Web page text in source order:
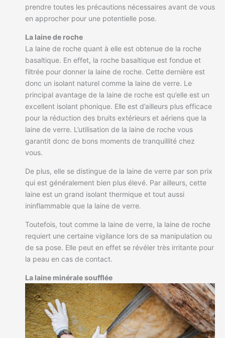
prendre toutes les précautions nécessaires avant de vous
en approcher pour une potentielle pose.
La laine de roche
La laine de roche quant à elle est obtenue de la roche
basaltique. En effet, la roche basaltique est fondue et
filtrée pour donner la laine de roche. Cette dernière est
donc un isolant naturel comme la laine de verre. Le
principal avantage de la laine de roche est qu’elle est un
excellent isolant phonique. Elle est d’ailleurs plus efficace
pour la réduction des bruits extérieurs et aériens que la
laine de verre. L’utilisation de la laine de roche vous
garantit donc de bons moments de tranquillité chez
vous.
De plus, elle se distingue de la laine de verre par son prix
qui est généralement bien plus élevé. Par ailleurs, cette
laine est un grand isolant thermique et tout aussi
ininflammable que la laine de verre.
Toutefois, tout comme la laine de verre, la laine de roche
requiert une certaine vigilance lors de sa manipulation ou
de sa pose. Elle peut en effet se révéler très irritante pour
la peau en cas de contact.
La laine minérale soufflée